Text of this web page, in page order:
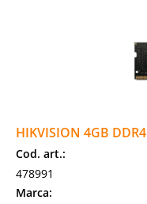
HIKVISION 4GB
Cod. art.:
478991
Marca: